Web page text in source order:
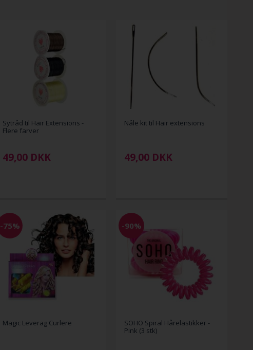
Sytråd til Hair Extensions -
Flere farver
49,00 DKK
Nåle kit til Hair extensions
49,00 DKK
-75%
Magic Leverag Curlere
-90%
SOHO Spiral Hårelastikker -
Pink (3 stk)